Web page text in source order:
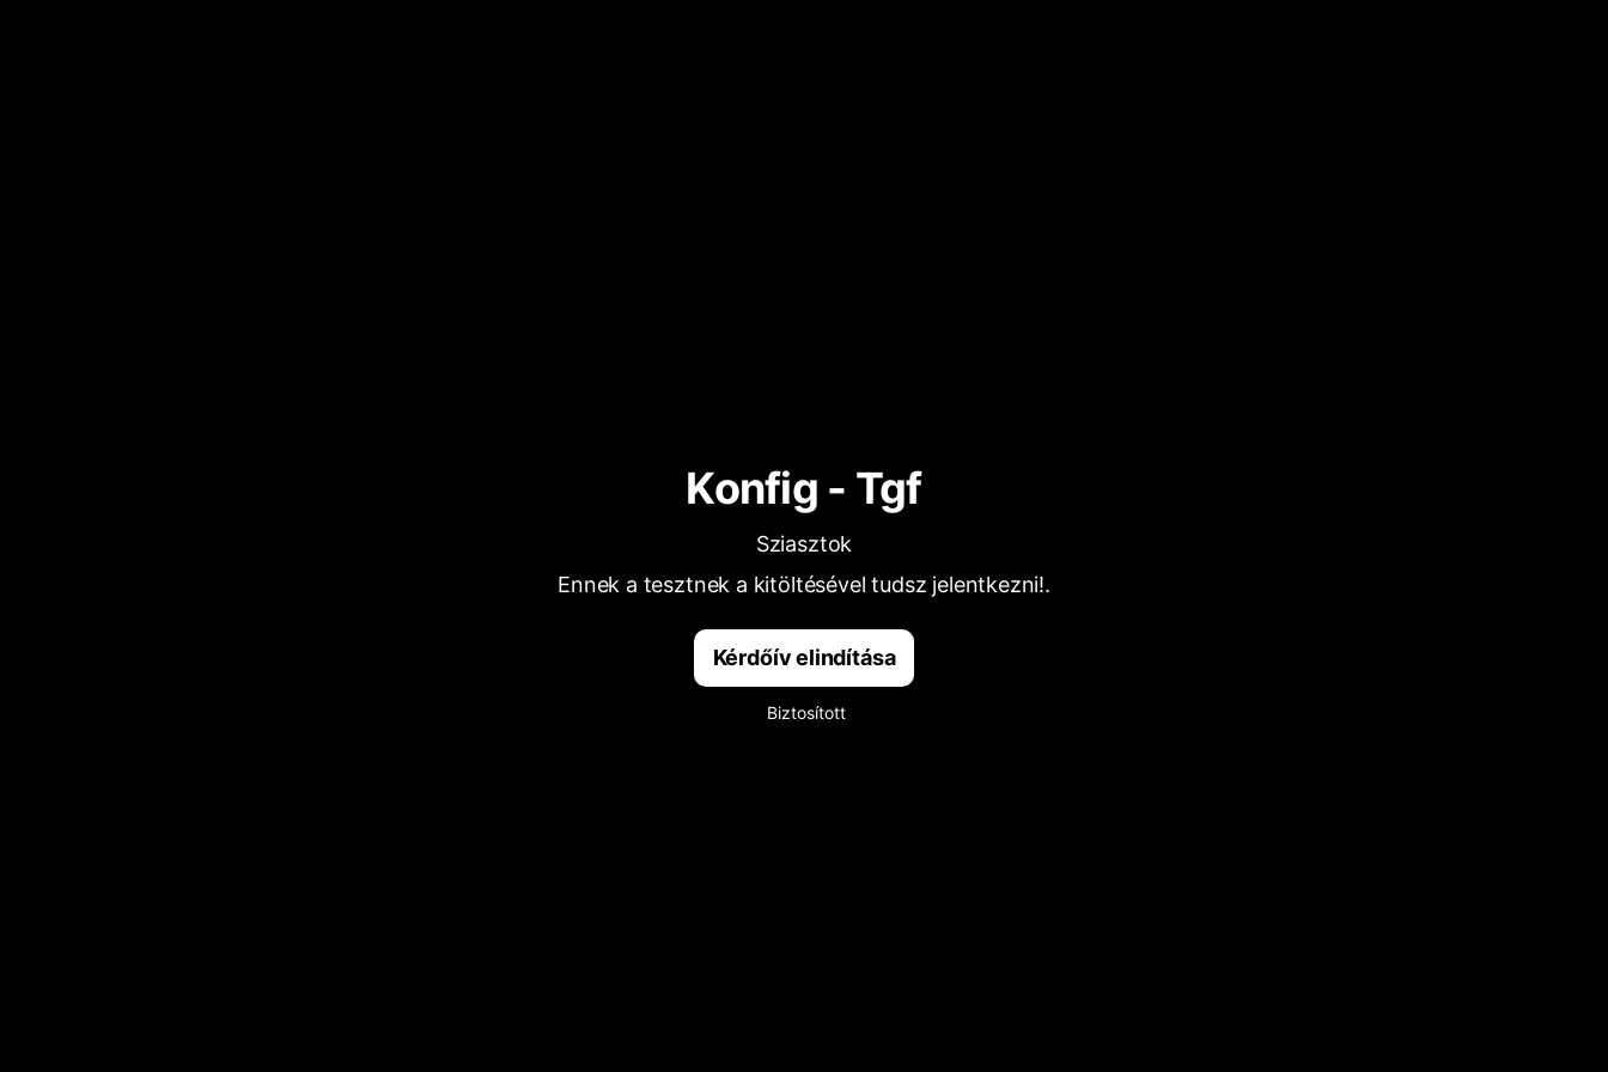
Konfig - Tgf
Sziasztok
Ennek a tesztnek a kitöltésével tudsz jelentkezni!.
Kérdőív elindítása
Biztosított